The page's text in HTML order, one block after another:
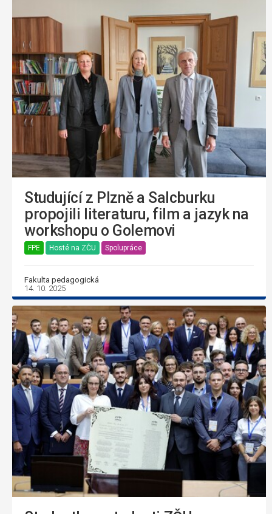
Studující z Plzně a Salcburku
propojili literaturu, film a jazyk na
workshopu o Golemovi
FPE Hosté na ZČU Spolupráce
Fakulta pedagogická
14. 10. 2025